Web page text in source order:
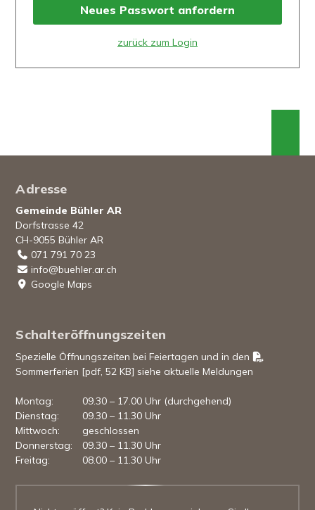
Neues Passwort anfordern
zurück zum Login
Footer
Adresse
Gemeinde Bühler AR
Dorfstrasse 42
CH-9055 Bühler AR
071 791 70 23
info@buehler.ar.ch
Google Maps
Schalteröffnungszeiten
Spezielle Öffnungszeiten bei Feiertagen und in den
Sommerferien [pdf, 52 KB] siehe aktuelle Meldungen
Montag:
09.30 – 17.00 Uhr (durchgehend)
Dienstag:
09.30 – 11.30 Uhr
Mittwoch:
geschlossen
Donnerstag:
09.30 – 11.30 Uhr
Freitag: 08.00 – 11.30 Uhr